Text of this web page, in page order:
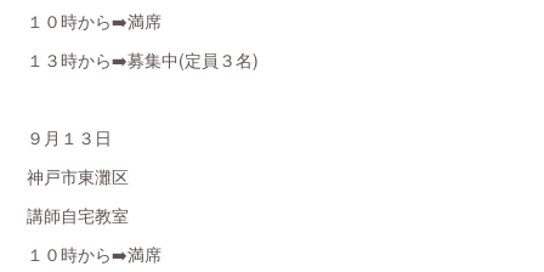
１０時から➡️満席
１３時から➡️募集中(定員３名)
９月１３日
神戸市東灘区
講師自宅教室
１０時から➡️満席